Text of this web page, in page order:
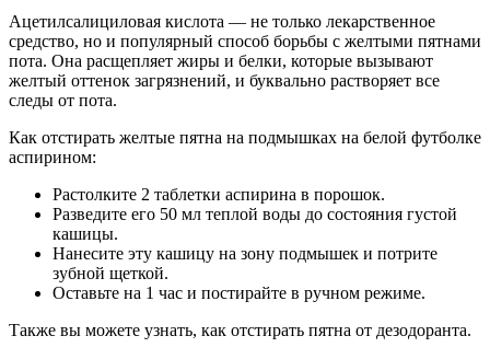
Ацетилсалициловая кислота — не только лекарственное
средство, но и популярный способ борьбы с желтыми пятнами
пота. Она расщепляет жиры и белки, которые вызывают
желтый оттенок загрязнений, и буквально растворяет все
следы от пота.
Как отстирать желтые пятна на подмышках на белой футболке
аспирином:
Растолките 2 таблетки аспирина в порошок.
Разведите его 50 мл теплой воды до состояния густой
кашицы.
Нанесите эту кашицу на зону подмышек и потрите
зубной щеткой.
Оставьте на 1 час и постирайте в ручном режиме.
Также вы можете узнать, как отстирать пятна от дезодоранта.